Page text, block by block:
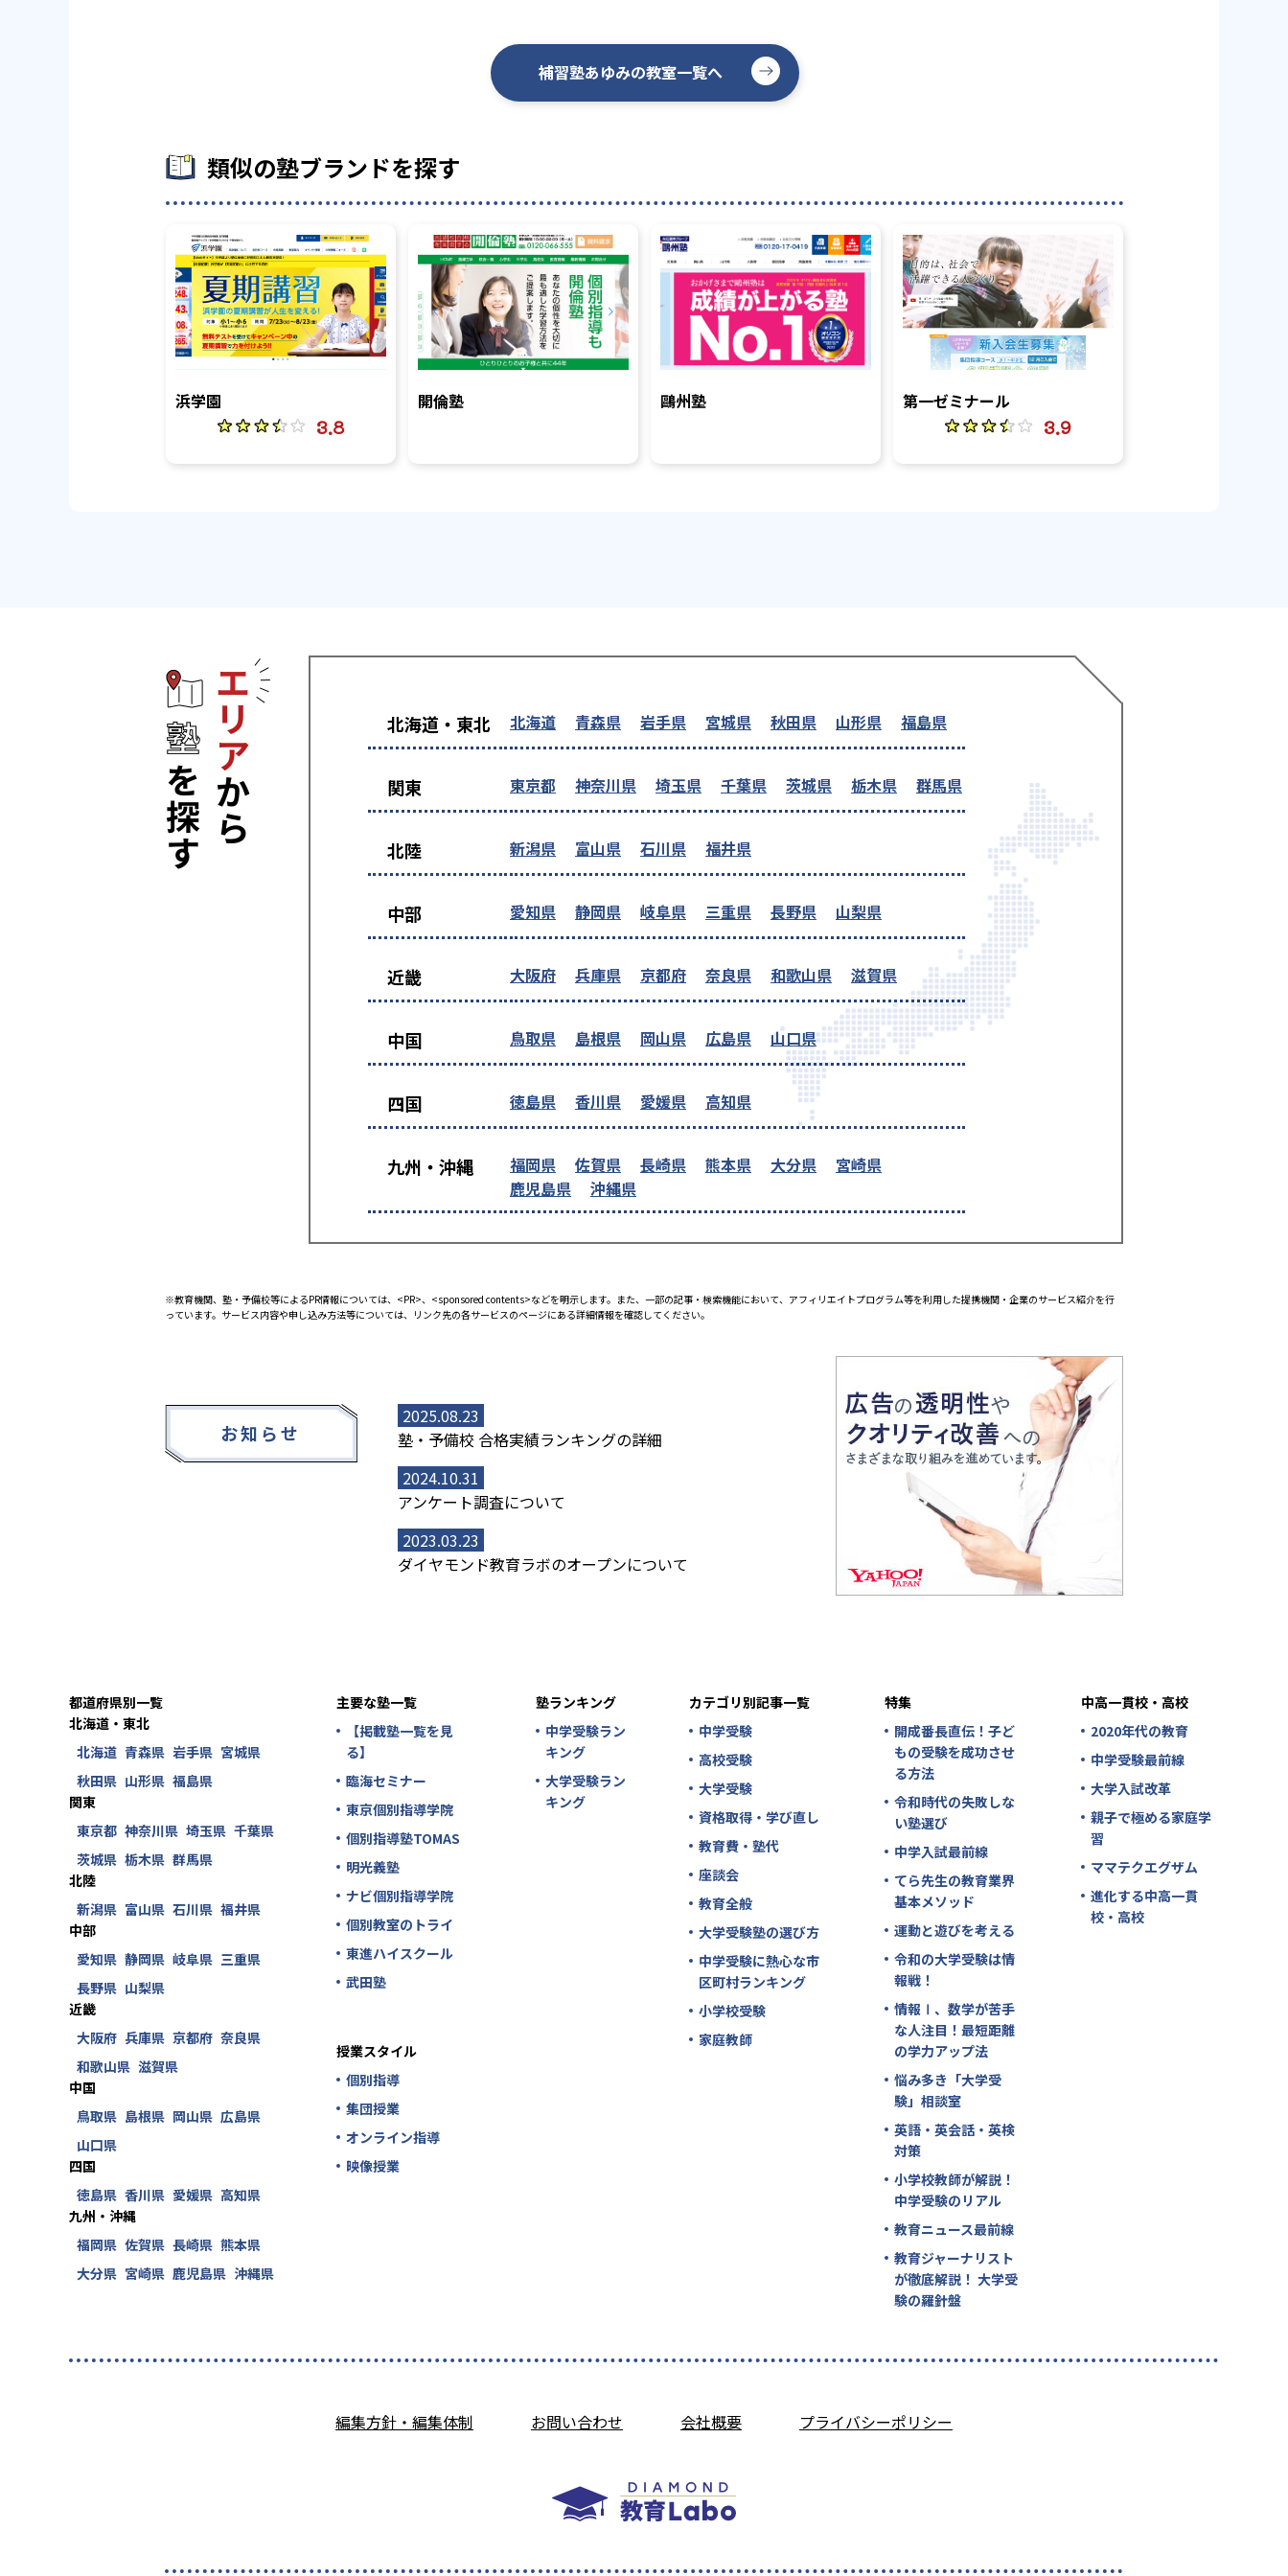
補習塾あゆみの教室一覧へ
類似の塾ブランドを探す
浜学園
3.8
開倫塾 鷗州塾 第一ゼミナール
3.9
北海道・東北 北海道 青森県 岩手県 宮城県 秋田県 山形県 福島県
関東 東京都 神奈川県 埼玉県 千葉県 茨城県 栃木県 群馬県
北陸 新潟県 富山県 石川県 福井県
中部 愛知県 静岡県 岐阜県 三重県 長野県 山梨県
近畿 大阪府 兵庫県 京都府 奈良県 和歌山県 滋賀県
中国 鳥取県 島根県 岡山県 広島県 山口県
四国 徳島県 香川県 愛媛県 高知県
九州・沖縄 福岡県 佐賀県 長崎県 熊本県 大分県
宮崎県
鹿児島県
沖縄県
※教育機関、塾・予備校等によるPR情報については、<PR>、<sponsored contents>などを明示します。また、一部の記事・検索機能において、アフィリエイトプログラム等を利用した提携機関・企業のサービス紹介を行
っています。サービス内容や申し込み方法等については、リンク先の各サービスのページにある詳細情報を確認してください。
お知らせ
2025.08.23
塾・予備校 合格実績ランキングの詳細
2024.10.31
アンケート調査について
2023.03.23
ダイヤモンド教育ラボのオープンについて
都道府県別一覧
北海道・東北
北海道 青森県 岩手県 宮城県
秋田県 山形県 福島県
関東
東京都 神奈川県 埼玉県 千葉県
茨城県 栃木県 群馬県
北陸
新潟県 富山県 石川県 福井県
中部
愛知県 静岡県 岐阜県 三重県
長野県 山梨県
近畿
大阪府 兵庫県 京都府 奈良県
和歌山県 滋賀県
中国
鳥取県 島根県 岡山県 広島県
山口県
四国
徳島県 香川県 愛媛県 高知県
九州・沖縄
福岡県 佐賀県 長崎県 熊本県
大分県 宮崎県 鹿児島県 沖縄県
主要な塾一覧
【掲載塾一覧を見
る】
臨海セミナー
東京個別指導学院
個別指導塾TOMAS
明光義塾
ナビ個別指導学院
個別教室のトライ
東進ハイスクール
武田塾
授業スタイル
個別指導
集団授業
オンライン指導
映像授業
塾ランキング
中学受験ラン
キング
大学受験ラン
キング
カテゴリ別記事一覧
中学受験
高校受験
大学受験
資格取得・学び直し
教育費・塾代
座談会
教育全般
大学受験塾の選び方
中学受験に熱心な市
区町村ランキング
小学校受験
家庭教師
特集
開成番長直伝！子ど
もの受験を成功させ
る方法
令和時代の失敗しな
い塾選び
中学入試最前線
てら先生の教育業界
基本メソッド
運動と遊びを考える
令和の大学受験は情
報戦！
情報Ⅰ、数学が苦手
な人注目！最短距離
の学力アップ法
悩み多き「大学受
験」相談室
英語・英会話・英検
対策
小学校教師が解説！
中学受験のリアル
教育ニュース最前線
教育ジャーナリスト
が徹底解説！ 大学受
験の羅針盤
中高一貫校・高校
2020年代の教育
中学受験最前線
大学入試改革
親子で極める家庭学
習
ママテクエグザム
進化する中高一貫
校・高校
編集方針・編集体制 お問い合わせ 会社概要 プライバシーポリシー